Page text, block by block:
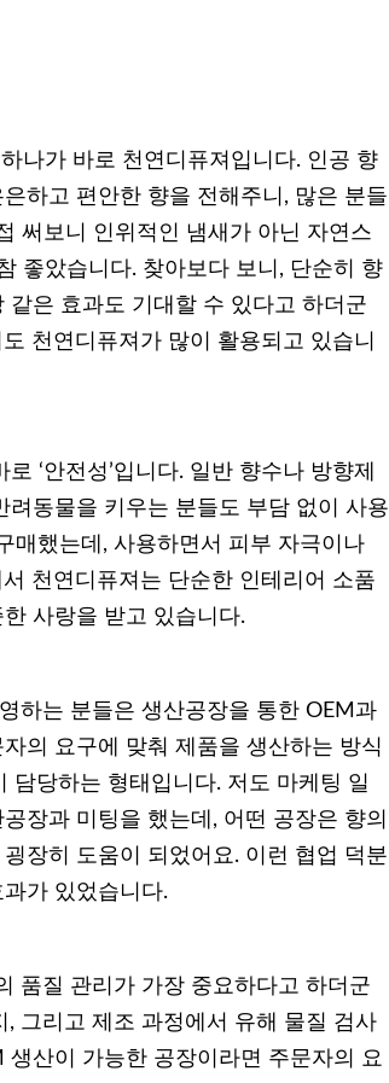
나가 바로 천연디퓨져입니다. 인공 향
하고 편안한 향을 전해주니, 많은 분들
써보니 인위적인 냄새가 아닌 자연스
좋았습니다. 찾아보다 보니, 단순히 향
은 효과도 기대할 수 있다고 하더군
천연디퓨져가 많이 활용되고 있습니
‘안전성’입니다. 일반 향수나 방향제
동물을 키우는 분들도 부담 없이 사용
매했는데, 사용하면서 피부 자극이나
천연디퓨져는 단순한 인테리어 소품
사랑을 받고 있습니다.
하는 분들은 생산공장을 통한 OEM과
의 요구에 맞춰 제품을 생산하는 방식
당하는 형태입니다. 저도 마케팅 일
장과 미팅을 했는데, 어떤 공장은 향의
장히 도움이 되었어요. 이런 협업 덕분
가 있었습니다.
품질 관리가 가장 중요하다고 하더군
그리고 제조 과정에서 유해 물질 검사
산이 가능한 공장이라면 주문자의 요